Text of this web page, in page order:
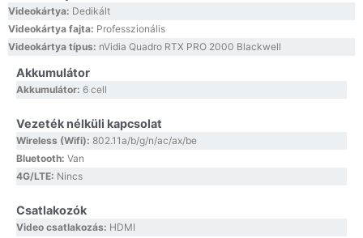
Videokártya: Dedikált
Videokártya fajta: Professzionális
Videokártya típus: nVidia Quadro RTX PRO 2000 Blackwell
Akkumulátor
Akkumulátor: 6 cell
Vezeték nélküli kapcsolat
Wireless (Wifi): 802.11a/b/g/n/ac/ax/be
Bluetooth: Van
4G/LTE: Nincs
Csatlakozók
Video csatlakozás: HDMI